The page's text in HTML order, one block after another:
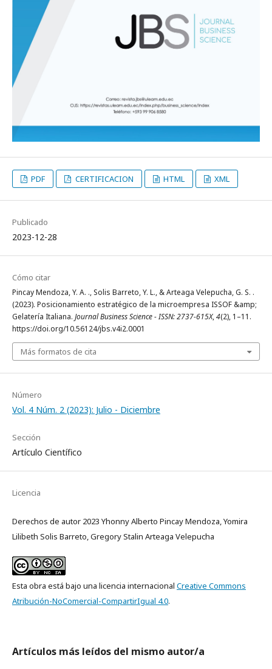
PDF CERTIFICACION HTML XML
Publicado
2023-12-28
Cómo citar
Pincay Mendoza, Y. A. ., Solis Barreto, Y. L., & Arteaga Velepucha, G. S. .
(2023). Posicionamiento estratégico de la microempresa ISSOF &amp;
Gelatería Italiana. Journal Business Science - ISSN: 2737-615X,4(2), 1–11.
https://doi.org/10.56124/jbs.v4i2.0001
Más formatos de cita
Número
Vol. 4 Núm. 2 (2023): Julio - Diciembre
Sección
Artículo Científico
Licencia
Derechos de autor 2023 Yhonny Alberto Pincay Mendoza, Yomira
Lilibeth Solis Barreto, Gregory Stalin Arteaga Velepucha
Esta obra está bajo una licencia internacional Creative Commons
Atribución-NoComercial-CompartirIgual 4.0.
Artículos más leídos del mismo autor/a